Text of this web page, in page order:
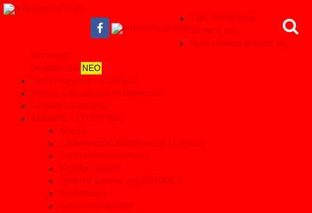
Τιμές Καινούριων
αυτοκινήτων
Τιμές Leasing για όλες τις
κατηγορίες
αυτοκινήτων ΝΕΟ
Test Συνεργείων - Το θαύμα!
Αξίζουν ή δεν αξίζουν τα λεφτά τους
Απόψεις - Αναλύσεις
ΔΟΚΙΜΕΣ - ΣΥΓΚΡΙΤΙΚΑ
Δοκιμές
Αποκαλυπτικά Συγκριτικά σε 11 τομείς
Συγκριτικά αυτοκινήτων
Μεγάλες δοκιμές
Αρθρα & Ερευνες της AUTOBILD
Τα καλύτερα
Αγοραστικά θέματα